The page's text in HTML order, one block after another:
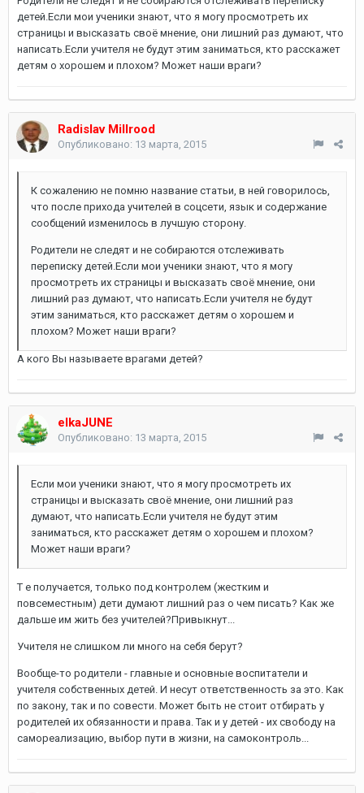
детей.Если мои ученики знают, что я могу просмотреть их
страницы и высказать своё мнение, они лишний раз думают, что
написать.Если учителя не будут этим заниматься, кто расскажет
детям о хорошем и плохом? Может наши враги?
Radislav Millrood
Опубликовано: 13 марта, 2015
К сожалению не помню название статьи, в ней говорилось,
что после прихода учителей в соцсети, язык и содержание
сообщений изменилось в лучшую сторону.
Родители не следят и не собираются отслеживать
переписку детей.Если мои ученики знают, что я могу
просмотреть их страницы и высказать своё мнение, они
лишний раз думают, что написать.Если учителя не будут
этим заниматься, кто расскажет детям о хорошем и
плохом? Может наши враги?
А кого Вы называете врагами детей?
elkaJUNE
Опубликовано: 13 марта, 2015
Если мои ученики знают, что я могу просмотреть их
страницы и высказать своё мнение, они лишний раз
думают, что написать.Если учителя не будут этим
заниматься, кто расскажет детям о хорошем и плохом?
Может наши враги?
Т е получается, только под контролем (жестким и
повсеместным) дети думают лишний раз о чем писать? Как же
дальше им жить без учителей?Привыкнут...
Учителя не слишком ли много на себя берут?
Вообще-то родители - главные и основные воспитатели и
учителя собственных детей. И несут ответственность за это. Как
по закону, так и по совести. Может быть не стоит отбирать у
родителей их обязанности и права. Так и у детей - их свободу на
самореализацию, выбор пути в жизни, на самоконтроль...